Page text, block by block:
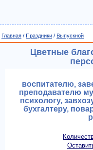
Главная / Праздники / Выпускной
Цветные
воспитателю,
преподавателю
психологу,
бухгалтеру,